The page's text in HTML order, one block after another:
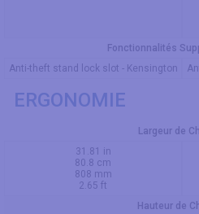
Fonctionnalités
Anti-theft stand lock slot - Kensington
ERGONOMIE
Largeur de
31.81 in
80.8 cm
808 mm
2.65 ft
Hauteur de